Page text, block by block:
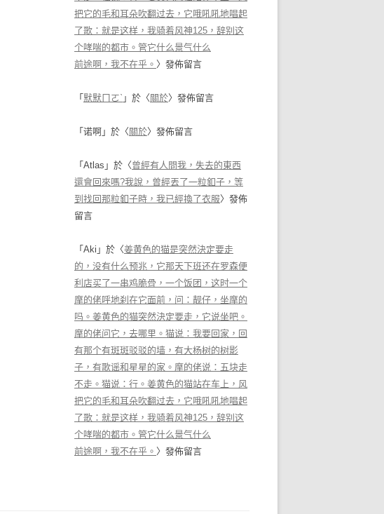
把它的毛和耳朵吹翻过去，它哦吼吼地唱起
了歌：就是这样，我骑着风神125，辞别这
个哮喘的都市。管它什么景气什么
前途啊，我不在乎。 〉發佈留言
「 默默ㄇㄛˋ 」於〈 關於〉發佈留言
「 诺啊 」於〈 關於〉發佈留言
「 Atlas 」於〈曾經有人問我，失去的東西
還會回來嗎?我說，曾經丟了一粒釦子，等
到找回那粒釦子時，我已經換了衣服〉發佈
留言
「 Aki 」於〈姜黄色的猫是突然決定要走
的，没有什么预兆，它那天下班还在罗森便
利店买了一串鸡脆骨，一个饭团，这时一个
摩的佬呼地刹在它面前，问：靓仔，坐摩的
吗。姜黄色的猫突然決定要走，它说坐吧。
摩的佬问它，去哪里。猫说：我要回家，回
有那个有斑斑驳驳的墙，有大杨树的树影
子，有歌谣和星星的家。摩的佬说：五块走
不走。猫说：行。姜黄色的猫站在车上，风
把它的毛和耳朵吹翻过去，它哦吼吼地唱起
了歌：就是这样，我骑着风神125，辞别这
个哮喘的都市。管它什么景气什么
前途啊，我不在乎。 〉發佈留言